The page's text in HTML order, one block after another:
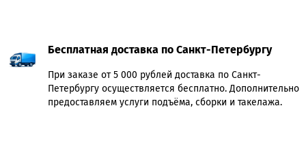
Бесплатная доставка по Санкт-Петербургу
При заказе от 5 000 рублей доставка по Санкт-
Петербургу осуществляется бесплатно. Дополнительно
предоставляем услуги подъёма, сборки и такелажа.